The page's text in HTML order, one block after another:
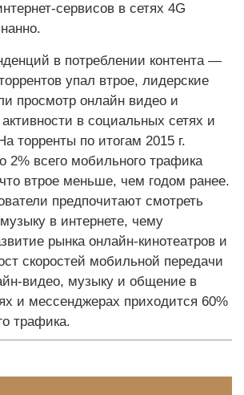
сервисов в сетях 4G
в потреблении контента —
упал втрое, лидерские
просмотр онлайн видео и
в социальных сетях и
торренты по итогам 2015 г.
2% всего мобильного трафика
втрое меньше, чем годом ранее.
предпочитают смотреть
в интернете, чему
рынка онлайн-кинотеатров и
скоростей мобильной передачи
видео, музыку и общение в
и мессенджерах приходится 60%
трафика.